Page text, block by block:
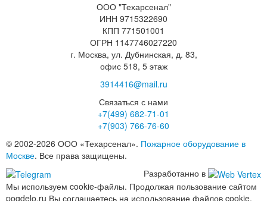
ООО "Техарсенал"
ИНН 9715322690
КПП 771501001
ОГРН 1147746027220
г. Москва, ул. Дубнинская, д. 83,
офис 518, 5 этаж
3914416@mail.ru
Связаться с нами
+7(499) 682-71-01
+7(903) 766-76-60
© 2002-2026 ООО «Техарсенал». Пожарное оборудование в
Москве. Все права защищены.
Разработанно в
Мы используем cookie-файлы. Продолжая пользование сайтом
pogdelo.ru Вы соглашаетесь на использование файлов cookie.